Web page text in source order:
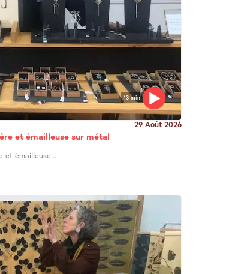
13 min
29 Août 2026
et émailleuse sur métal
et émailleuse...